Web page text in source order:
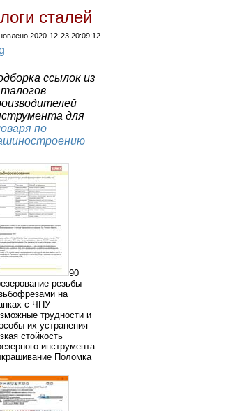
сталей
2020-12-23 20:09:12
ссылок из
для
по
90
резьбы
на
с ЧПУ
трудности и
их устранения
стойкость
инструмента
Поломка